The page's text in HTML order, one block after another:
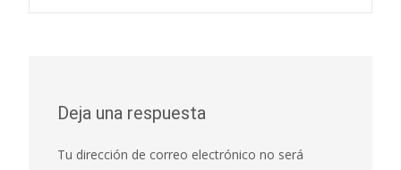
entradas
Deja una respuesta
Tu dirección de correo electrónico no será